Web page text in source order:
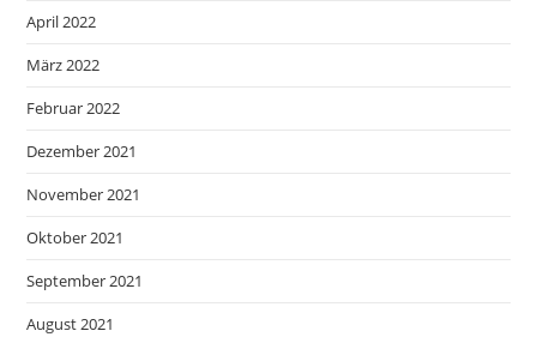
April 2022
März 2022
Februar 2022
Dezember 2021
November 2021
Oktober 2021
September 2021
August 2021